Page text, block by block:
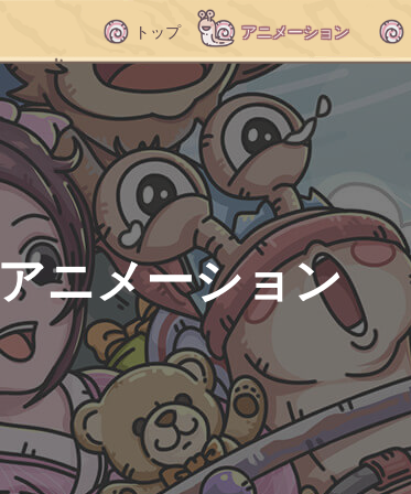
トップ アニメーション
アニメーション